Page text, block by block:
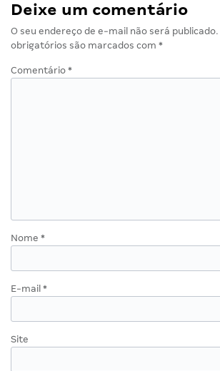
Deixe um comentário
O seu endereço de e-mail não será publicado.
obrigatórios são marcados com *
Comentário *
Nome *
E-mail *
Site